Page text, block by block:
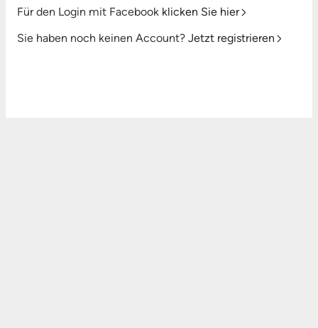
Für den Login mit Facebook klicken Sie hier
Sie haben noch keinen Account? Jetzt registrieren